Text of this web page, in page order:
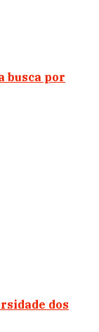
busca por
dos